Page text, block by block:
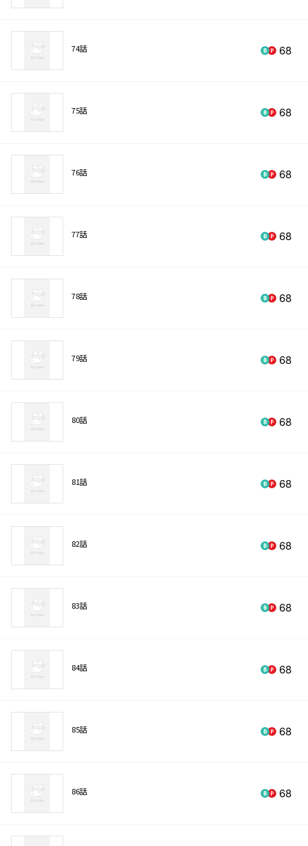
74話 68
75話 68
76話 68
77話 68
78話 68
79話 68
80話 68
81話 68
82話 68
83話 68
84話 68
85話 68
86話 68